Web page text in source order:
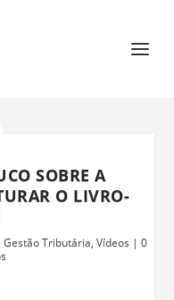
SOBRE A
O LIVRO-
Gestão Tributária, Vídeos | 0